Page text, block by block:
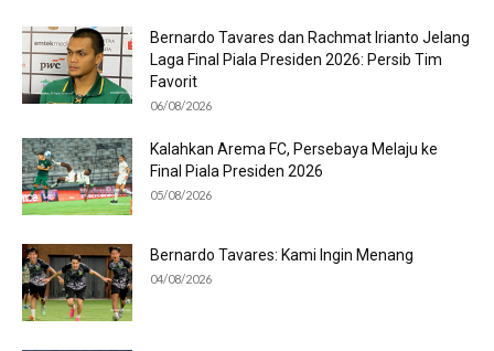
Bernardo Tavares dan Rachmat Irianto Jelang
Laga Final Piala Presiden 2026: Persib Tim
Favorit
06/08/2026
Kalahkan Arema FC, Persebaya Melaju ke
Final Piala Presiden 2026
05/08/2026
Bernardo Tavares: Kami Ingin Menang
04/08/2026